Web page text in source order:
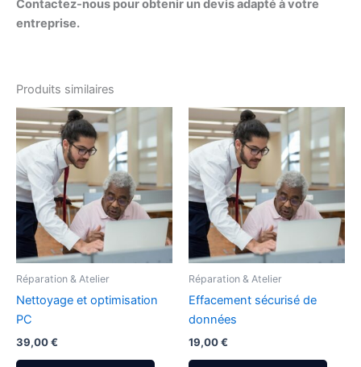
Contactez-nous pour obtenir un devis adapté à votre
entreprise.
Produits similaires
Réparation & Atelier
Nettoyage et optimisation
PC
39,00€
Réparation & Atelier
Effacement sécurisé de
données
19,00€